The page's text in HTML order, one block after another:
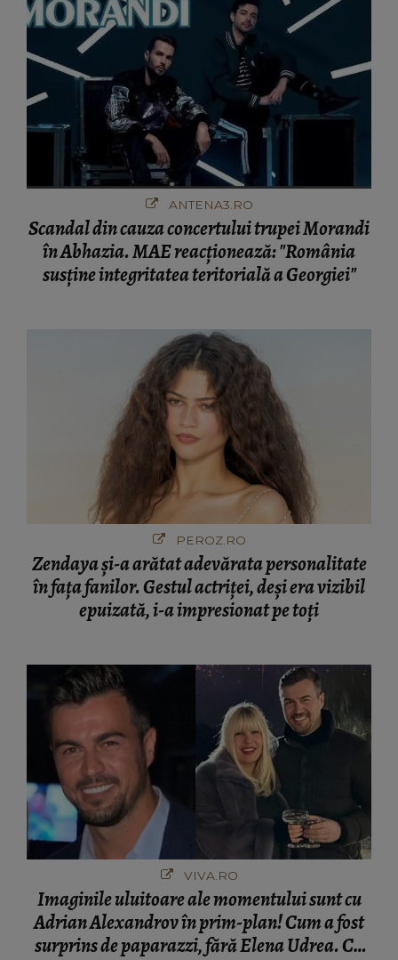
ANTENA3.RO
Scandal din cauza concertului trupei Morandi
în Abhazia. MAE reacționează: "România
susține integritatea teritorială a Georgiei"
PEROZ.RO
Zendaya și-a arătat adevărata personalitate
în fața fanilor. Gestul actriței, deși era vizibil
epuizată, i-a impresionat pe toți
VIVA.RO
Imaginile uluitoare ale momentului sunt cu
Adrian Alexandrov în prim-plan! Cum a fost
surprins de paparazzi, fără Elena Udrea. Cu